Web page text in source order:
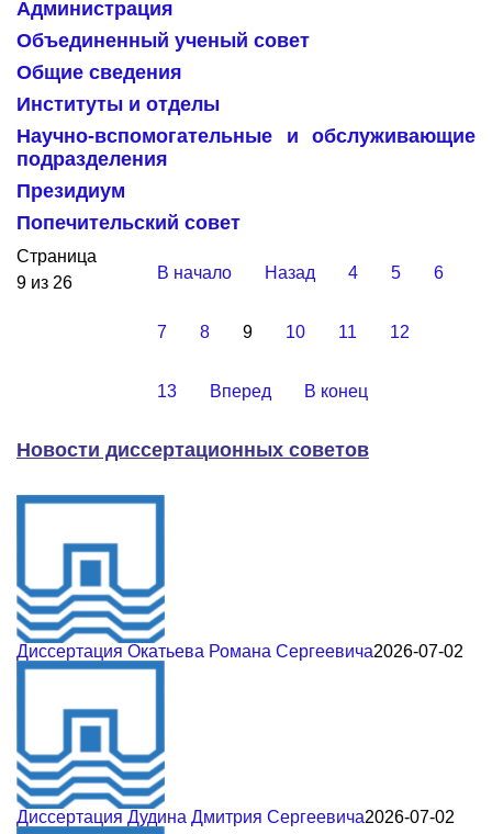
Администрация
Объединенный ученый совет
Общие сведения
Институты и отделы
Научно-вспомогательные и обслуживающие
подразделения
Президиум
Попечительский совет
Страница
9 из 26
В начало Назад 4 5 6
7 8 9 10 11 12
13 Вперед В конец
Новости диссертационных советов
Диссертация Окатьева Романа Сергеевича2026-07-02
Диссертация Дудина Дмитрия Сергеевича2026-07-02